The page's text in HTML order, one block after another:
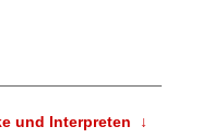
und Interpreten ↓